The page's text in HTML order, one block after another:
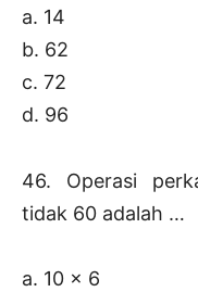
a. 14
b. 62
c. 72
d. 96
46. Operasi
tidak 60 adalah …
a. 10 x 6